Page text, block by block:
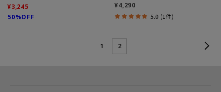
¥3,245
50%OFF
¥4,290
5.0 (1件)
1 2